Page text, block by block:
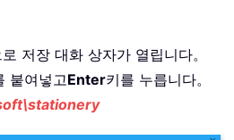
저장 대화 상자가 열립니다。
붙여넣고Enter키를 누릅니다。